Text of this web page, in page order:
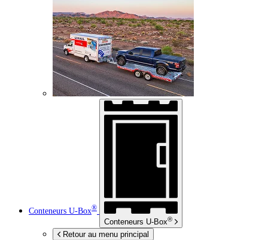
Conteneurs U-Box®
Conteneurs U-Box®
Retour au menu principal